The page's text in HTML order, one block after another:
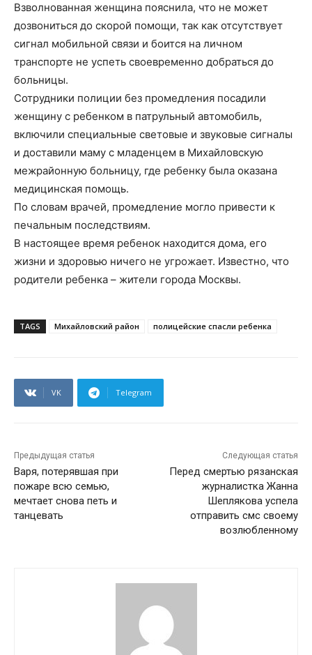
Взволнованная женщина пояснила, что не может
дозвониться до скорой помощи, так как отсутствует
сигнал мобильной связи и боится на личном
транспорте не успеть своевременно добраться до
больницы.
Сотрудники полиции без промедления посадили
женщину с ребенком в патрульный автомобиль,
включили специальные световые и звуковые сигналы
и доставили маму с младенцем в Михайловскую
межрайонную больницу, где ребенку была оказана
медицинская помощь.
По словам врачей, промедление могло привести к
печальным последствиям.
В настоящее время ребенок находится дома, его
жизни и здоровью ничего не угрожает. Известно, что
родители ребенка – жители города Москвы.
TAGS Михайловский район полицейские спасли ребенка
VK Telegram
Предыдущая статья
Варя, потерявшая при
пожаре всю семью,
мечтает снова петь и
танцевать
Следующая статья
Перед смертью рязанская
журналистка Жанна
Шеплякова успела
отправить смс своему
возлюбленному